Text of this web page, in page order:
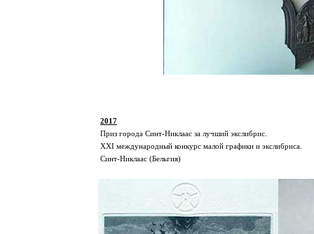
2017
Приз города Синт-Никлаас за лучший экслибрис.
XXI международный конкурс малой графики и экслибриса.
Синт-Никлаас (Бельгия)